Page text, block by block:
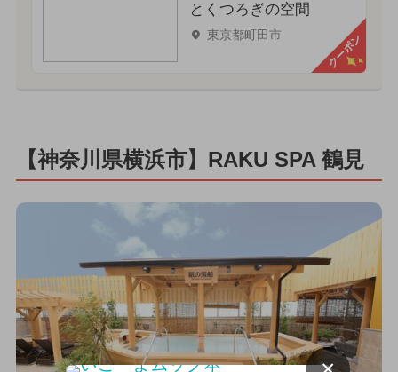
とくつろぎの空間
東京都町田市 クーポン
【神奈川県横浜市】RAKU SPA 鶴見